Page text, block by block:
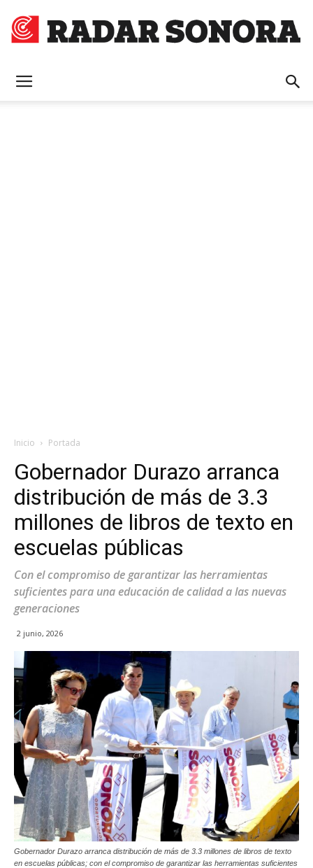
Inicio Portada
Gobernador Durazo arranca
distribución de más de 3.3
millones de libros de texto en
escuelas públicas
Con el compromiso de garantizar las herramientas
suficientes para una educación de calidad a las nuevas
generaciones
2 junio, 2026
Gobernador Durazo arranca distribución de más de 3.3 millones de libros de texto
en escuelas públicas; con el compromiso de garantizar las herramientas suficientes